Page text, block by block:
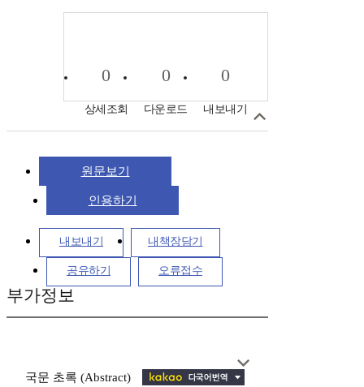
0
상세조회
0
다운로드
0
내보내기
원문보기
인용하기
내보내기 내책장담기
공유하기 오류접수
부가정보
국문 초록 (Abstract)